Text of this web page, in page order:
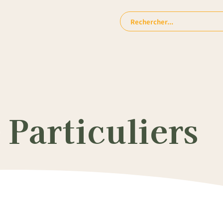
Rechercher:
Particuliers